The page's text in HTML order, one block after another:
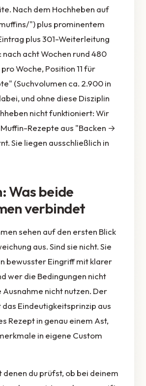
Nach dem Hochheben auf
") plus prominentem
plus 301-Weiterleitung
nach acht Wochen rund 480
Woche, Position 11 für
(Suchvolumen ca. 2.900 in
und ohne diese Disziplin
nicht funktioniert: Wir
Rezepte aus "Backen →
Sie liegen ausschließlich in
Was beide
verbindet
sehen auf den ersten Blick
aus. Sind sie nicht. Sie
bewusster Eingriff mit klarer
wer die Bedingungen nicht
nicht nutzen. Der
Eindeutigkeitsprinzip aus
Rezept in genau einem Ast,
in eigene Custom
denen du prüfst, ob bei deinem